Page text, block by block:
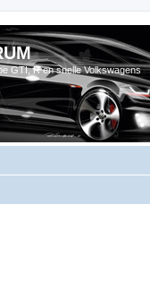
GTI, R en snelle Volkswagens